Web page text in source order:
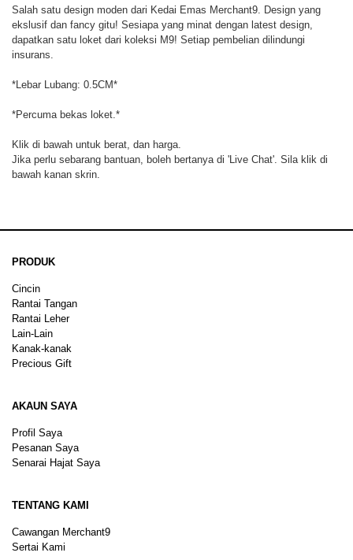
Salah satu design moden dari Kedai Emas Merchant9. Design yang
ekslusif dan fancy gitu! Sesiapa yang minat dengan latest design,
dapatkan satu loket dari koleksi M9! Setiap pembelian dilindungi
insurans.
*Lebar Lubang: 0.5CM*
*Percuma bekas loket.*
Klik di bawah untuk berat, dan harga.
Jika perlu sebarang bantuan, boleh bertanya di 'Live Chat'. Sila klik di
bawah kanan skrin.
PRODUK
Cincin
Rantai Tangan
Rantai Leher
Lain-Lain
Kanak-kanak
Precious Gift
AKAUN SAYA
Profil Saya
Pesanan Saya
Senarai Hajat Saya
TENTANG KAMI
Cawangan Merchant9
Sertai Kami